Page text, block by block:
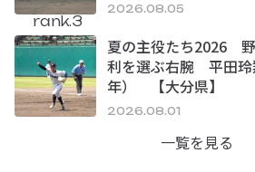
2026.08.05
rank.3
夏の主役たち2026
利を選ぶ右腕 平田玲
年） 【大分県】
2026.08.01
一覧を見る